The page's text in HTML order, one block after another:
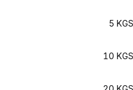
5 KGS
10 KGS